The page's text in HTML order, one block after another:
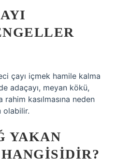
çayı içmek hamile kalma
adaçayı, meyan kökü,
kasılmasına neden
olabilir.
YAKAN